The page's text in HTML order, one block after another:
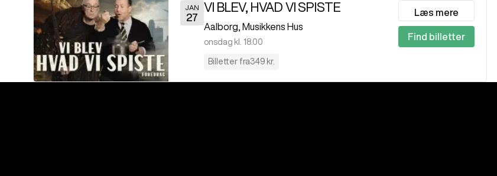
JAN
27
VI BLEV, HVAD VI SPISTE
Aalborg Musikkens Hus
onsdag kl. 18.00
Billetter fra349 kr.
Læs mere
Find billetter